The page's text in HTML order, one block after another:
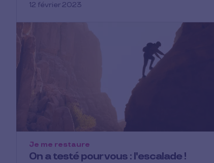
12 février 2023
On a testé pour vous : l'escalade !
Je me restaure